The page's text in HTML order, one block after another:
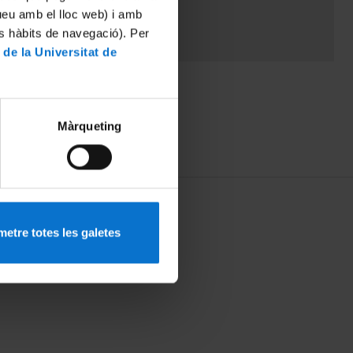
amb el lloc web) i amb
hàbits de navegació). Per
la Universitat de
Màrqueting
totes les galetes